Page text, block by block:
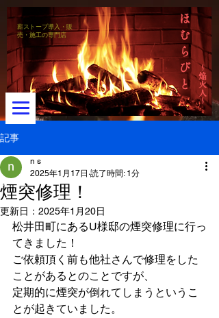
メニュー
薪ストーブ導入・販
売・施工の専門店
ほ
む
ら
び
と
～焔火人～
記事
煙突修理！
n s
2025年1月17日 読了時間: 1分
更新日： 2025年1月20日
松井田町にあるU様邸の煙突修理に行っ
てきました！
ご依頼頂く前も他社さんで修理をした
ことがあるとのことですが、
定期的に煙突が倒れてしまうというこ
とが起きていました。